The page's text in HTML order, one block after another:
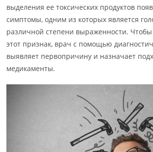
выделения ее токсических продуктов
симптомы, одним из которых является
различной степени выраженности.
этот признак, врач с помощью
выявляет первопричину и назначает
медикаменты.